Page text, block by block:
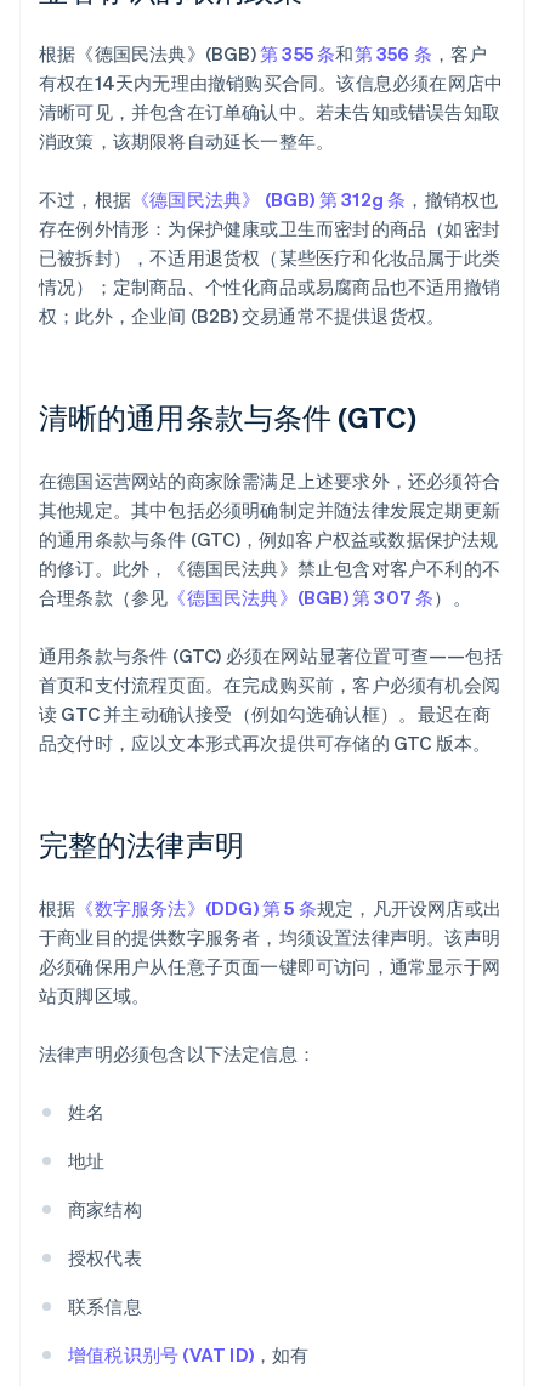
根据《德国民法典》(BGB)第 355 条和第 356 条 ，客户
有权在14天内无理由撤销购买合同。该信息必须在网店中
清晰可见，并包含在订单确认中。若未告知或错误告知取
消政策，该期限将自动延长一整年。
不过，根据 《德国民法典》 (BGB) 第 312g 条 ，撤销权也
存在例外情形：为保护健康或卫生而密封的商品（如密封
已被拆封），不适用退货权（某些医疗和化妆品属于此类
情况）；定制商品、个性化商品或易腐商品也不适用撤销
权；此外，企业间 (B2B) 交易通常不提供退货权。
清晰的通用条款与条件 (GTC)
在德国运营网站的商家除需满足上述要求外，还必须符合
其他规定。其中包括必须明确制定并随法律发展定期更新
的通用条款与条件 (GTC)，例如客户权益或数据保护法规
的修订。此外，《德国民法典》禁止包含对客户不利的不
合理条款（参见 《德国民法典》(BGB) 第 307 条）。
通用条款与条件 (GTC) 必须在网站显著位置可查——包括
首页和支付流程页面。在完成购买前，客户必须有机会阅
读 GTC 并主动确认接受（例如勾选确认框）。最迟在商
品交付时，应以文本形式再次提供可存储的 GTC 版本。
完整的法律声明
根据 《数字服务法》(DDG) 第 5 条规定，凡开设网店或出
于商业目的提供数字服务者，均须设置法律声明。该声明
必须确保用户从任意子页面一键即可访问，通常显示于网
站页脚区域。
法律声明必须包含以下法定信息：
姓名
地址
商家结构
授权代表
联系信息
增值税识别号 (VAT ID) ，如有